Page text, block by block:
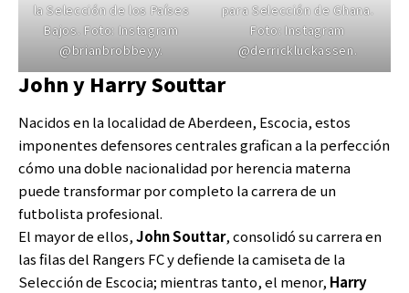
la Selección de los Países
Bajos. Foto: Instagram
@brianbrobbeyy.
para Selección de Ghana.
Foto: Instagram
@derrickluckassen.
John y Harry Souttar
Nacidos en la localidad de Aberdeen, Escocia, estos
imponentes defensores centrales grafican a la perfección
cómo una doble nacionalidad por herencia materna
puede transformar por completo la carrera de un
futbolista profesional.
El mayor de ellos,John Souttar, consolidó su carrera en
las filas del Rangers FC y defiende la camiseta de la
Selección de Escocia; mientras tanto, el menor, Harry